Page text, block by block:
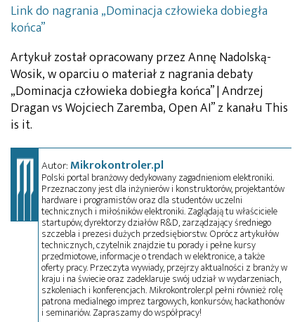
Link do nagrania „Dominacja człowieka dobiegła
końca”
Artykuł został opracowany przez Annę Nadolską-
Wosik, w oparciu o materiał z nagrania debaty
„Dominacja człowieka dobiegła końca” | Andrzej
Dragan vs Wojciech Zaremba, Open AI” z kanału This
is it.
Autor:Mikrokontroler.pl
Polski portal branżowy dedykowany zagadnieniom elektroniki.
Przeznaczony jest dla inżynierów i konstruktorów, projektantów
hardware i programistów oraz dla studentów uczelni
technicznych i miłośników elektroniki. Zaglądają tu właściciele
startupów, dyrektorzy działów R&D, zarządzający średniego
szczebla i prezesi dużych przedsiębiorstw. Oprócz artykułów
technicznych, czytelnik znajdzie tu porady i pełne kursy
przedmiotowe, informacje o trendach w elektronice, a także
oferty pracy. Przeczyta wywiady, przejrzy aktualności z branży w
kraju i na świecie oraz zadeklaruje swój udział w wydarzeniach,
szkoleniach i konferencjach. Mikrokontroler.pl pełni również rolę
patrona medialnego imprez targowych, konkursów, hackathonów
i seminariów. Zapraszamy do współpracy!